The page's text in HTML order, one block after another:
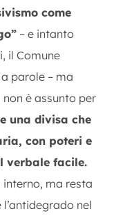
come
– e intanto
il Comune
parole – ma
è assunto per
una divisa che
con poteri e
verbale facile.
interno, ma resta
nel